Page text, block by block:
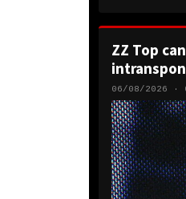
ZZ Top
06/08/2026 ·